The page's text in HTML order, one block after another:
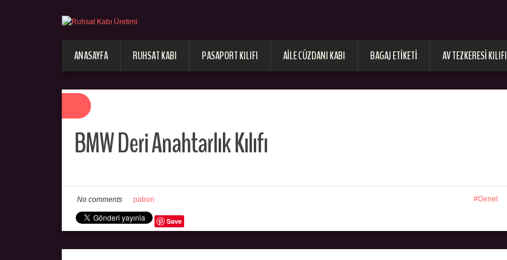
ANASAYFA RUHSAT KABI PASAPORT KILIFI AILE CÜZDANI KABI BAGAJ ETIKETI AV TEZKERESI KILIFI
BMW Deri Anahtarlık Kılıfı
Genel
No comments patron
Save